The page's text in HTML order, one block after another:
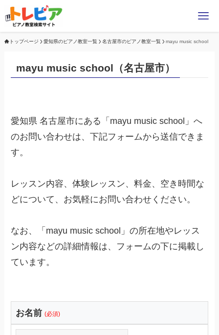
トップページ 愛知県のピアノ教室一覧 名古屋市のピアノ教室一覧 mayu music school
mayu music school（名古屋市）
愛知県 名古屋市にある「mayu music school」へ
のお問い合わせは、下記フォームから送信できま
す。
レッスン内容、体験レッスン、料金、空き時間な
どについて、お気軽にお問い合わせください。
なお、「mayu music school」の所在地やレッス
ン内容などの詳細情報は、フォームの下に掲載し
ています。
お名前 (必須)